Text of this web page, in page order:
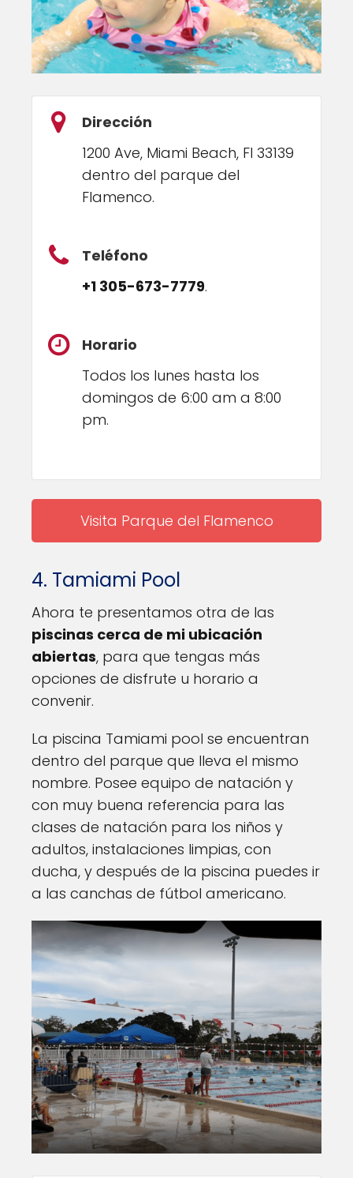
Dirección
1200 Ave, Miami Beach, Fl 33139
dentro del parque del
Flamenco.
Teléfono
+1 305-673-7779.
Horario
Todos los lunes hasta los
domingos de 6:00 am a 8:00
pm.
Visita Parque del Flamenco
4. Tamiami Pool
Ahora te presentamos otra de las
piscinas cerca de mi ubicación
abiertas, para que tengas más
opciones de disfrute u horario a
convenir.
La piscina Tamiami pool se encuentran
dentro del parque que lleva el mismo
nombre. Posee equipo de natación y
con muy buena referencia para las
clases de natación para los niños y
adultos, instalaciones limpias, con
ducha, y después de la piscina puedes ir
a las canchas de fútbol americano.